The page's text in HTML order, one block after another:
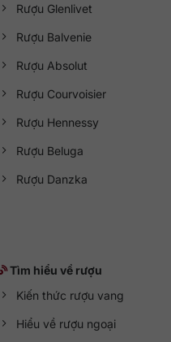
Rượu Glenlivet
Rượu Balvenie
Rượu Absolut
Rượu Courvoisier
Rượu Hennessy
Rượu Beluga
Rượu Danzka
Tìm hiểu về rượu
Kiến thức rượu vang
Hiểu về rượu ngoại